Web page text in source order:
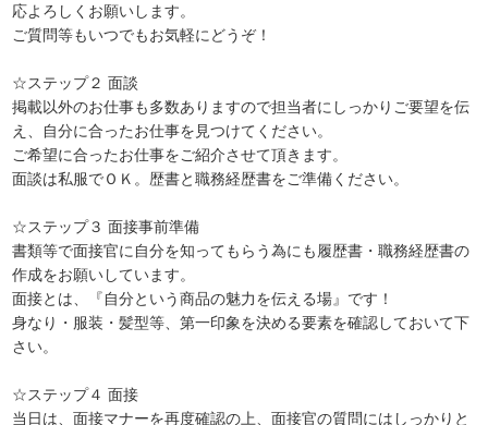
応よろしくお願いします。
ご質問等もいつでもお気軽にどうぞ！
☆ステップ２ 面談
掲載以外のお仕事も多数ありますので担当者にしっかりご要望を伝
え、自分に合ったお仕事を見つけてください。
ご希望に合ったお仕事をご紹介させて頂きます。
面談は私服でＯＫ。歴書と職務経歴書をご準備ください。
☆ステップ３ 面接事前準備
書類等で面接官に自分を知ってもらう為にも履歴書・職務経歴書の
作成をお願いしています。
面接とは、『自分という商品の魅力を伝える場』です！
身なり・服装・髪型等、第一印象を決める要素を確認しておいて下
さい。
☆ステップ４ 面接
当日は、面接マナーを再度確認の上、面接官の質問にはしっかりと